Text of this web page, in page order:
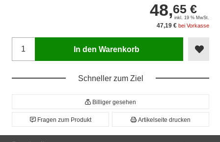
48,65 €
inkl. 19 % MwSt.
47,19 € bei Vorkasse
In den Warenkorb
Schneller zum Ziel
Billiger gesehen
Fragen zum Produkt Artikelseite drucken